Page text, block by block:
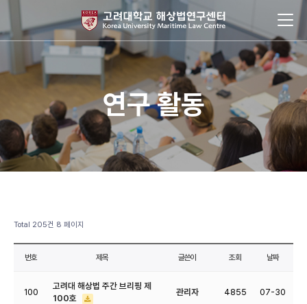
연구 활동
Total 205건 8 페이지
번호 제목 글쓴이 조회 날짜
100
고려대 해상법 주간 브리핑 제
100호
관리자 4855 07-30